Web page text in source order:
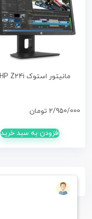
مانیتور استوک HP Z24i
2/950/000 تومان
افزودن به سبد خرید
فقط کالاهای موجود